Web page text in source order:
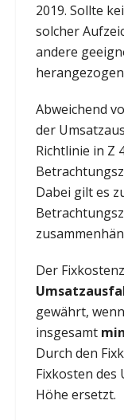
2019. Sollte
solcher
andere
Abweichend
der
Richtlinie in Z
Dabei gilt es
Der
gewährt,
insgesamt
Durch den
Fixkosten
Höhe ersetzt.